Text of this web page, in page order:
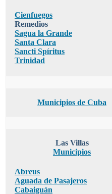
Cienfuegos
Remedios
Sagua la Grande
Santa Clara
Sancti Spíritus
Trinidad
Municipios de Cuba
Las Villas
Municipios
Abreus
Aguada de Pasajeros
Cabaiguán